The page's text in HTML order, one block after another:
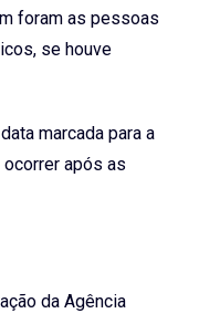
foram as pessoas
se houve
marcada para a
após as
da Agência